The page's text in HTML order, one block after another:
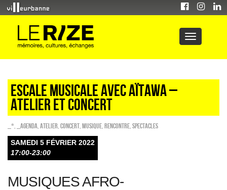
Escale musicale avec Aïtawa –
atelier et concert
_* _Agenda Atelier Concert Musique Rencontre SPECTACLES
SAMEDI 5 FÉVRIER 2022
17:00-23:00
MUSIQUES AFRO-